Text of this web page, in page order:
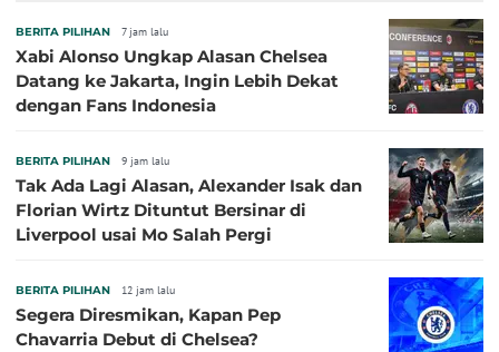
BERITA PILIHAN 7 jam lalu
Xabi Alonso Ungkap Alasan Chelsea
Datang ke Jakarta, Ingin Lebih Dekat
dengan Fans Indonesia
BERITA PILIHAN 9 jam lalu
Tak Ada Lagi Alasan, Alexander Isak dan
Florian Wirtz Dituntut Bersinar di
Liverpool usai Mo Salah Pergi
BERITA PILIHAN 12 jam lalu
Segera Diresmikan, Kapan Pep
Chavarria Debut di Chelsea?